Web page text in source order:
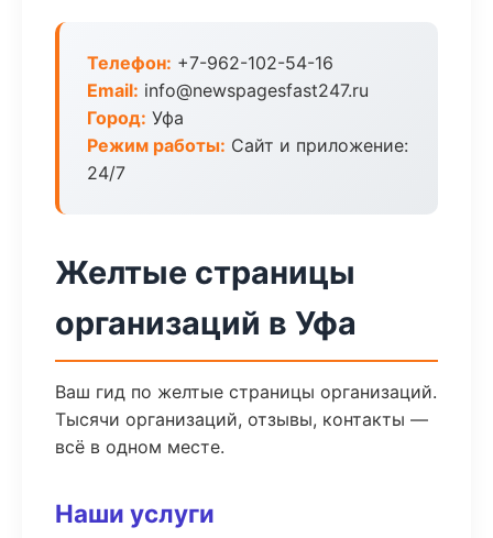
Телефон: +7-962-102-54-16
Email: info@newspagesfast247.ru
Город: Уфа
Режим работы: Сайт и приложение:
24/7
Желтые страницы
организаций в Уфа
Ваш гид по желтые страницы организаций.
Тысячи организаций, отзывы, контакты —
всё в одном месте.
Наши услуги